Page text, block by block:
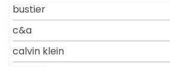
bustier
c&a
calvin klein